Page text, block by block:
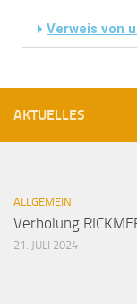
Verweis von
AKTUELLES
ALLGEMEIN
Verholung
21. JULI 2024